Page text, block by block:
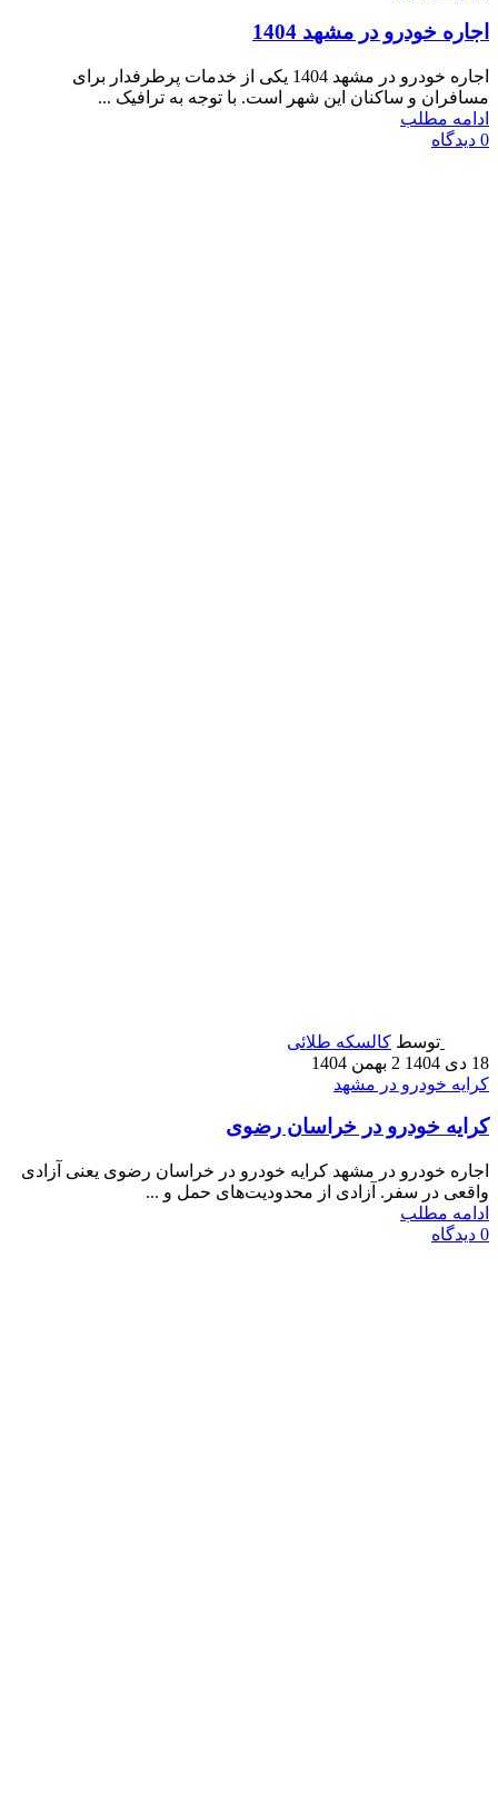
اجاره خودرو در مشهد 1404
اجاره خودرو در مشهد 1404 یکی از خدمات پرطرفدار برای
مسافران و ساکنان این شهر است. با توجه به ترافیک ...
ادامه مطلب
0 دیدگاه
توسط کالسکه طلائی
18 دی 1404
2 بهمن 1404
کرایه خودرو در مشهد
کرایه خودرو در خراسان رضوی
اجاره خودرو در مشهد کرایه خودرو در خراسان رضوی یعنی آزادی
واقعی در سفر. آزادی از محدودیت‌های حمل و ...
ادامه مطلب
0 دیدگاه